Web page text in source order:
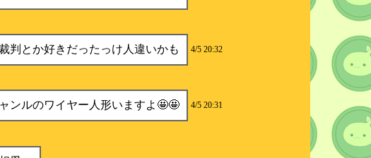
判とか好きだったっけ人違いかも 4/5 20:32
ンルのワイヤー人形いますよ🤩🤩 4/5 20:31